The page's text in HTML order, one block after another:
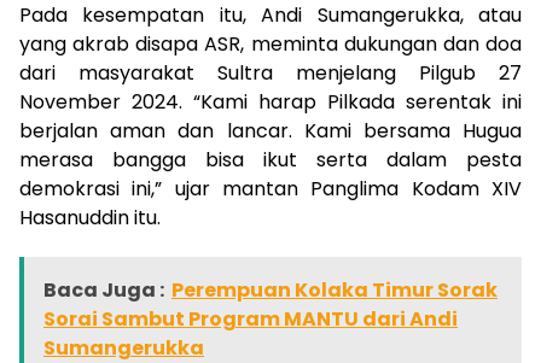
Pada kesempatan itu, Andi Sumangerukka, atau
yang akrab disapa ASR, meminta dukungan dan doa
dari masyarakat Sultra menjelang Pilgub 27
November 2024. “Kami harap Pilkada serentak ini
berjalan aman dan lancar. Kami bersama Hugua
merasa bangga bisa ikut serta dalam pesta
demokrasi ini,” ujar mantan Panglima Kodam XIV
Hasanuddin itu.
Baca Juga : Perempuan Kolaka Timur Sorak
Sorai Sambut Program MANTU dari Andi
Sumangerukka